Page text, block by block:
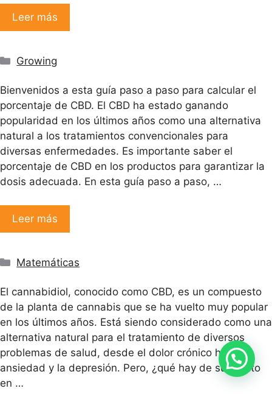
Leer más
Categorías
Growing
Bienvenidos a esta guía paso a paso para calcular el
porcentaje de CBD. El CBD ha estado ganando
popularidad en los últimos años como una alternativa
natural a los tratamientos convencionales para
diversas enfermedades. Es importante saber el
porcentaje de CBD en los productos para garantizar la
dosis adecuada. En esta guía paso a paso, …
Leer más
Categorías
Matemáticas
El cannabidiol, conocido como CBD, es un compuesto
de la planta de cannabis que se ha vuelto muy popular
en los últimos años. Está siendo considerado como una
alternativa natural para el tratamiento de diversos
problemas de salud, desde el dolor crónico hasta la
ansiedad y la depresión. Pero, ¿qué hay de su efecto
en …
Artículo añadido al carrito.
0 artículos -
Finalizar Compra